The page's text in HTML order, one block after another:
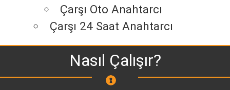
Çarşı Oto Anahtarcı
Çarşı 24 Saat Anahtarcı
Nasıl Çalışır?